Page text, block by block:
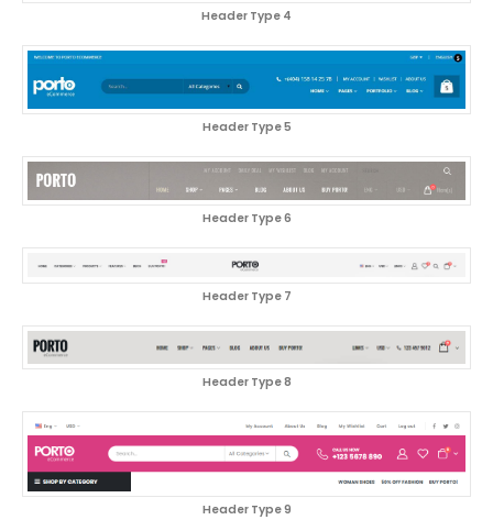
Header Type 4
Header Type 5
Header Type 6
Header Type 7
Header Type 8
Header Type 9